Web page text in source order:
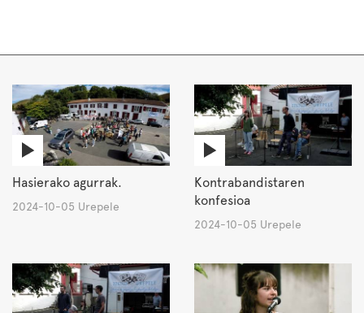
Hasierako agurrak.
2024-10-05 Urepele
Kontrabandistaren
konfesioa
2024-10-05 Urepele